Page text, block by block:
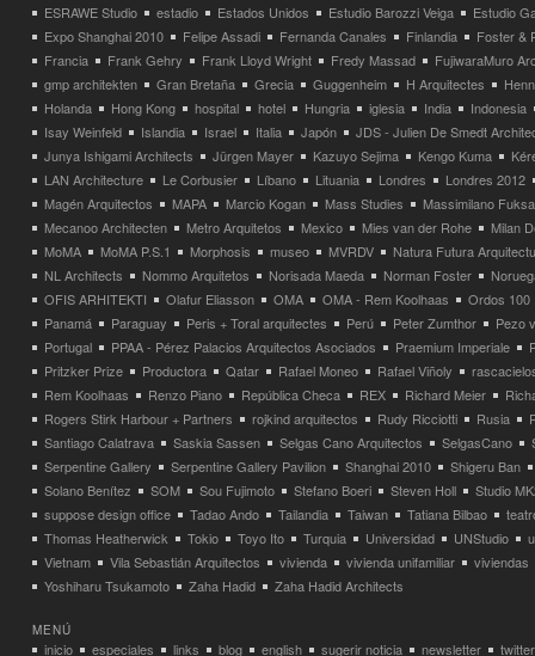
ESRAWE Studio
estadio Estados Unidos Estudio Barozzi Veiga
Estudio
Expo Shanghai 2010
Felipe Assadi Fernanda Canales Finlandia
Foster &
Francia
Frank Gehry Frank Lloyd Wright Fredy Massad
FujiwaraMuro
gmp architekten
Gran Bretaña Grecia Guggenheim H Arquitectes
Holanda
Hong Kong hospital hotel Hungria iglesia India
Indonesia
Isay Weinfeld
Islandia Israel Italia Japón
JDS - Julien De Smedt
Junya Ishigami Architects
Jürgen Mayer Kazuyo Sejima Kengo Kuma
LAN Architecture
Le Corbusier Líbano Lituania Londres
Londres 2012
Magén Arquitectos
MAPA Marcio Kogan Mass Studies
Massimilano
Mecanoo Architecten
Metro Arquitetos Mexico Mies van der Rohe
Milan
MoMA
MoMA P.S.1 Morphosis museo MVRDV
Natura Futura
NL Architects
Nommo Arquitetos Norisada Maeda Norman Foster
OFIS ARHITEKTI
Olafur Eliasson OMA OMA - Rem Koolhaas
Ordos 100
Panamá
Paraguay Peris + Toral arquitectes Perú Peter Zumthor
Pezo
Portugal
PPAA - Pérez Palacios Arquitectos Asociados Praemium Imperiale
Pritzker Prize
Productora Qatar Rafael Moneo Rafael Viñoly
Rem Koolhaas
Renzo Piano República Checa REX Richard Meier
Rogers Stirk Harbour + Partners
rojkind arquitectos Rudy Ricciotti Rusia
Santiago Calatrava
Saskia Sassen Selgas Cano Arquitectos SelgasCano
Serpentine Gallery
Serpentine Gallery Pavilion Shanghai 2010
Shigeru Ban
Solano Benítez
SOM Sou Fujimoto Stefano Boeri Steven Holl
Studio
suppose design office
Tadao Ando Tailandia Taiwan Tatiana Bilbao
Thomas Heatherwick
Tokio Toyo Ito Turquia Universidad UNStudio
Vietnam
Vila Sebastián Arquitectos vivienda vivienda unifamiliar
viviendas
Yoshiharu Tsukamoto
Zaha Hadid Zaha Hadid Architects
MENÚ
inicio especiales links blog english sugerir noticia newsletter twitter